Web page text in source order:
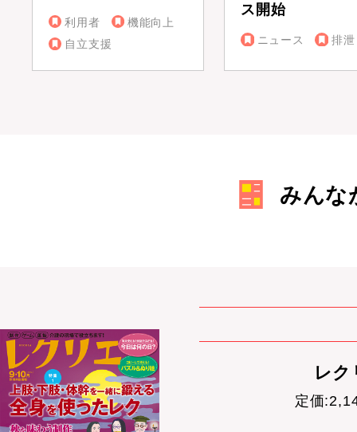
利用者
機能向上
自立支援
ス開始
ニュース 排泄
みんな
レ
定価